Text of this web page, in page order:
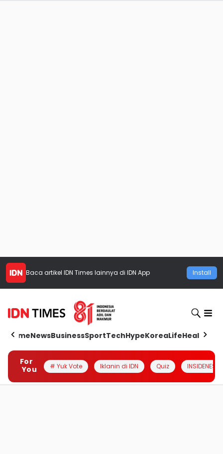
Baca artikel IDN Times lainnya di IDN App Install
HomeNewsBusinessSportTechHypeKoreaLifeHealth
For
You
# Yuk Vote Iklanin di IDN Quiz INSIDENESIA